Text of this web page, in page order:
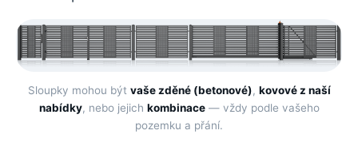
Sloupky mohou být vaše zděné (betonové), kovové z naší
nabídky, nebo jejich kombinace— vždy podle vašeho
pozemku a přání.